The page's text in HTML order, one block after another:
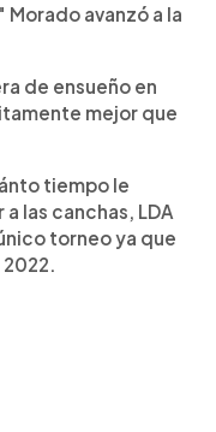
avanzó a la
de ensueño en
mejor que
tiempo le
las canchas, LDA
torneo ya que